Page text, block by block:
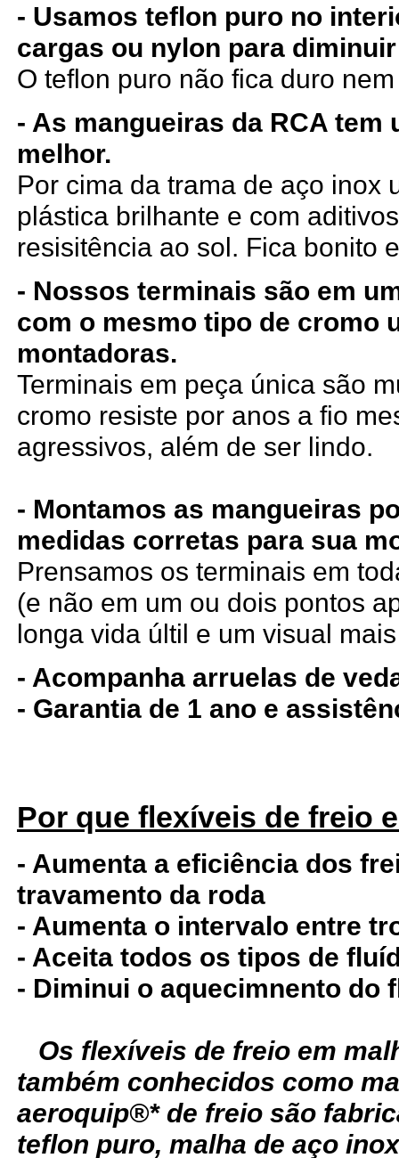
- Usamos teflon puro no
cargas ou nylon para
O teflon puro não fica duro
- As mangueiras da RCA tem
melhor.
Por cima da trama de aço inox
plástica brilhante e com
resisitência ao sol. Fica bonito
- Nossos terminais são em
com o mesmo tipo de cromo
montadoras.
Terminais em peça única são
cromo resiste por anos a fio
agressivos, além de ser lindo.
- Montamos as mangueiras
medidas corretas para sua
Prensamos os terminais em
(e não em um ou dois pontos
longa vida últil e um visual
- Acompanha arruelas de
- Garantia de 1 ano e
Por que flexíveis de freio
- Aumenta a eficiência dos
travamento da roda
- Aumenta o intervalo entre
- Aceita todos os tipos de
- Diminui o aquecimnento do
Os flexíveis de freio em
também conhecidos como
aeroquip®* de freio são
teflon puro, malha de aço